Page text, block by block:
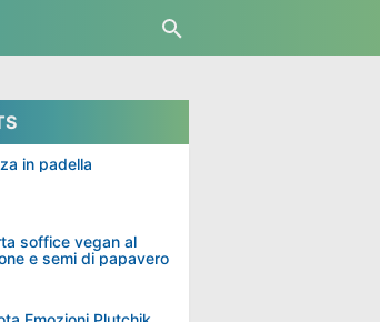
in padella
soffice vegan al
e semi di papavero